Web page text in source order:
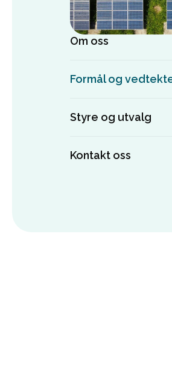
Om oss
Formål og
Styre og utvalg
Kontakt oss